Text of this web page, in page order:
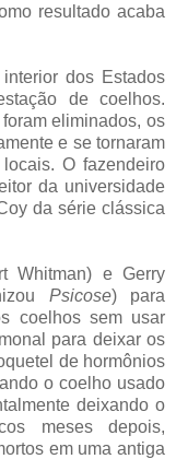
resultado acaba
dos Estados
de coelhos.
eliminados, os
e se tornaram
O fazendeiro
da universidade
da série clássica
Whitman) e Gerry
Psicose) para
coelhos sem usar
para deixar os
de hormônios
o coelho usado
deixando o
meses depois,
em uma antiga